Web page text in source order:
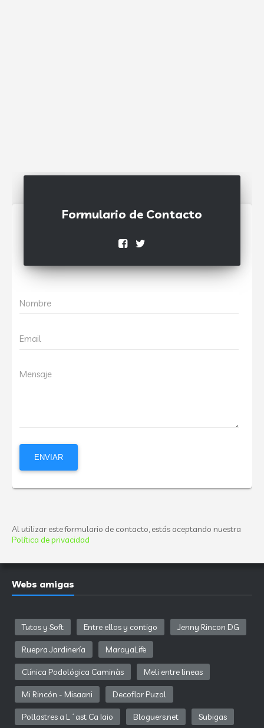
Formulario de Contacto
Nombre
Email
Mensaje
Al utilizar este formulario de contacto, estás aceptando nuestra
Política de privacidad
Webs amigas
Tutos y Soft Entre ellos y contigo Jenny Rincon DG
Ruepra Jardinería MarayaLife
Clínica Podológica Caminàs Meli entre lineas
Mi Rincón - Misaani Decoflor Puzol
Pollastres a L´ast Ca Iaio Bloguers.net Subigas